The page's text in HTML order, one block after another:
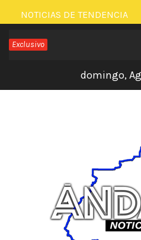
Saltar
al
contenido
NOTICIAS DE TENDENCIA
Exclusivo
domingo,